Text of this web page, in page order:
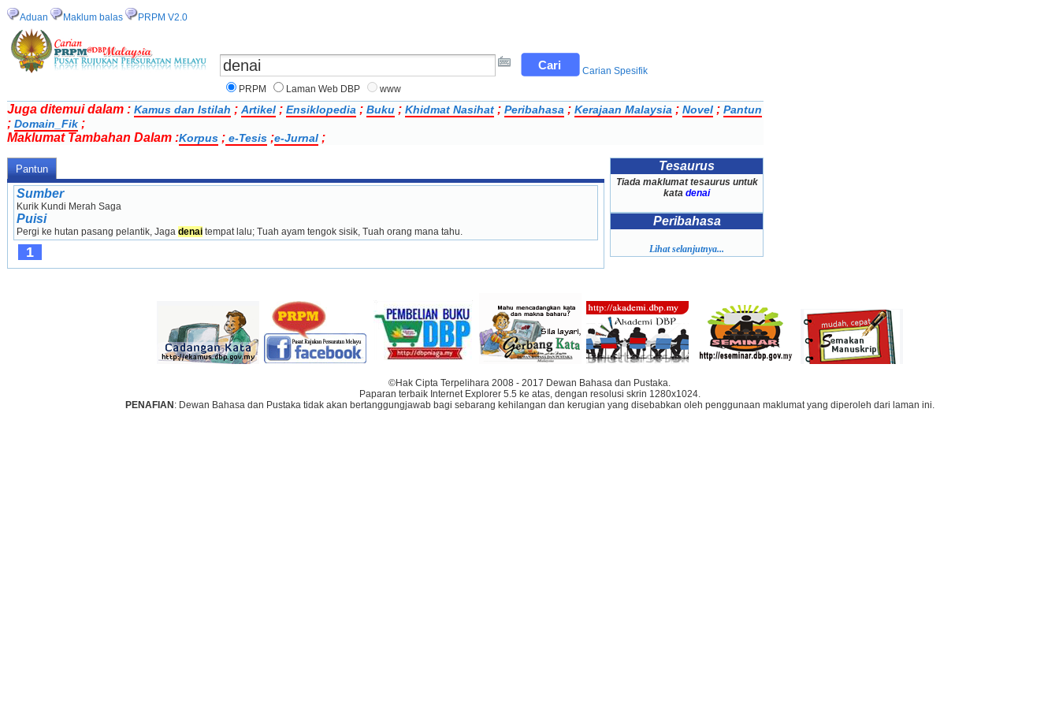
Aduan Maklum balas PRPM V2.0
Carian Spesifik
PRPM
Laman Web DBP www
Juga ditemui dalam : Kamus dan Istilah ; Artikel ; Ensiklopedia ; Buku ; Khidmat Nasihat ; Peribahasa ; Kerajaan Malaysia ; Novel ; Pantun
; Domain_Fik ;
Maklumat Tambahan Dalam :Korpus ; e-Tesis ;e-Jurnal ;
Pantun
Sumber
Kurik Kundi Merah Saga
Puisi
Pergi ke hutan pasang pelantik, Jaga denai tempat lalu; Tuah ayam tengok sisik, Tuah orang mana tahu.
1
Tesaurus
Tiada maklumat tesaurus untuk
kata denai
Peribahasa
Lihat selanjutnya...
©Hak Cipta Terpelihara 2008 - 2017 Dewan Bahasa dan Pustaka.
Paparan terbaik Internet Explorer 5.5 ke atas, dengan resolusi skrin 1280x1024.
PENAFIAN : Dewan Bahasa dan Pustaka tidak akan bertanggungjawab bagi sebarang kehilangan dan kerugian yang disebabkan oleh penggunaan maklumat yang diperoleh dari laman ini.